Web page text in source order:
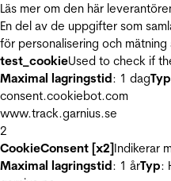
Läs mer om den här
En del av de uppgifter som
för personalisering och
test_cookieUsed to check if
Maximal lagringstid: 1 dagTyp
consent.cookiebot.com
www.track.garnius.se
2
CookieConsent [x2]Indikerar
Maximal lagringstid: 1 årTyp: